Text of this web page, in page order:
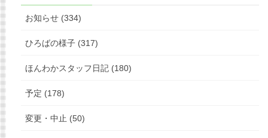
お知らせ (334)
ひろばの様子 (317)
ほんわかスタッフ日記 (180)
予定 (178)
変更・中止 (50)